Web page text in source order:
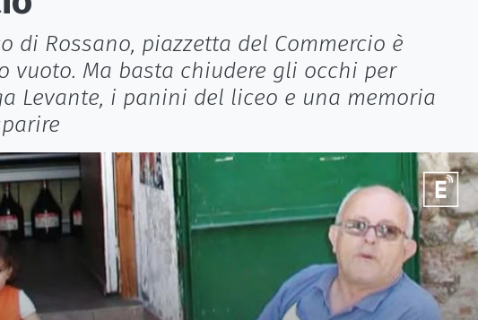
di Rossano, piazzetta del Commercio è
vuoto. Ma basta chiudere gli occhi per
Levante, i panini del liceo e una memoria